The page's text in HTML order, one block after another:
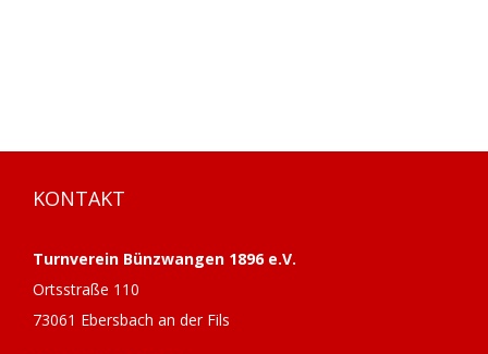
KONTAKT
Turnverein Bünzwangen 1896 e.V.
Ortsstraße 110
73061 Ebersbach an der Fils